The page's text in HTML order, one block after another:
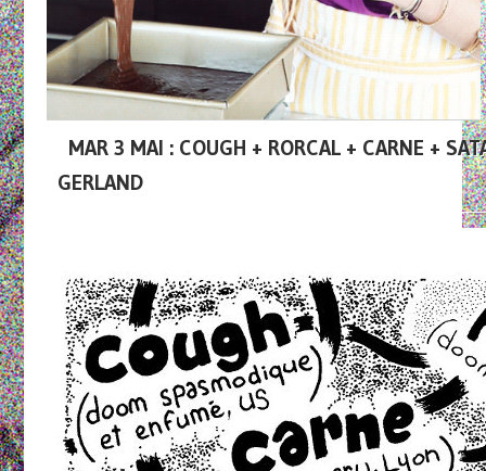
MAR 3 MAI : COUGH + RORCAL + CARNE +
GERLAND